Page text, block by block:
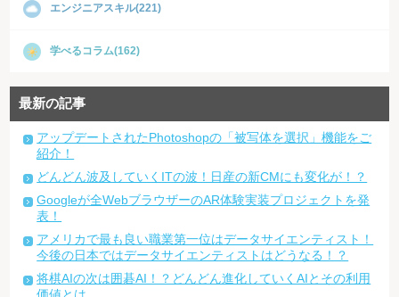
エンジニアスキル(221)
学べるコラム(162)
最新の記事
アップデートされたPhotoshopの「被写体を選択」機能をご
紹介！
どんどん波及していくITの波！日産の新CMにも変化が！？
Googleが全WebブラウザーのAR体験実装プロジェクトを発
表！
アメリカで最も良い職業第一位はデータサイエンティスト！
今後の日本ではデータサイエンティストはどうなる！？
将棋AIの次は囲碁AI！？どんどん進化していくAIとその利用